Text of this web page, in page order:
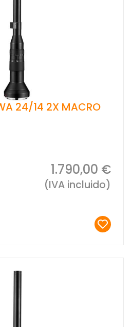
24/14 2X MACRO
1.790,00 €
(IVA incluido)